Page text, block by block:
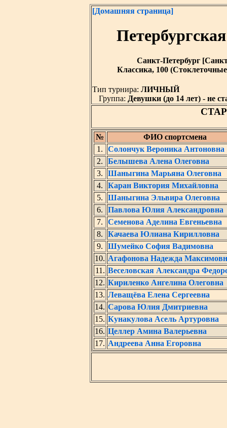
[Домашняя страница]
Санкт-Петербург
Классика, 100
Тип турнира: ЛИЧНЫЙ
Группа: Девушки (до 14 лет) - не
№
ФИО спортсмена
1.
Солончук Вероника Антоновна
2.
Белышева Алена Олеговна
3.
Шаныгина Марьяна Олеговна
4.
Каран Виктория Михайловна
5.
Шаныгина Эльвира Олеговна
6.
Павлова Юлия Александровна
7.
Семенова Аделина Евгеньевна
8.
Качаева Юлиана Кирилловна
9.
Шумейко София Вадимовна
10. Агафонова Надежда
11. Веселовская Александра
12. Кириленко Ангелина Олеговна
13. Леващёва Елена Сергеевна
14. Сарова Юлия Дмитриевна
15. Кунакулова Асель Артуровна
16. Целлер Амина Валерьевна
17. Андреева Анна Егоровна